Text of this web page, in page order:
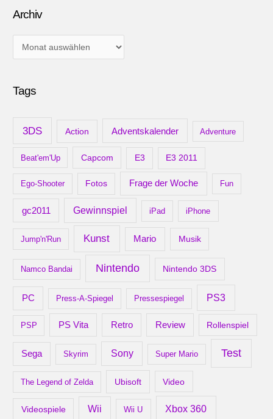
Archiv
r
Tags
3DS Action Adventskalender Adventure
Beat'em'Up Capcom E3 E3 2011
Ego-Shooter Fotos Frage der Woche Fun
gc2011 Gewinnspiel iPad iPhone
Jump'n'Run Kunst Mario Musik
Namco Bandai Nintendo Nintendo 3DS
PC Press-A-Spiegel Pressespiegel PS3
PSP PS Vita Retro Review Rollenspiel
Sega Skyrim Sony Super Mario Test
The Legend of Zelda Ubisoft Video
Videospiele Wii Wii U Xbox 360